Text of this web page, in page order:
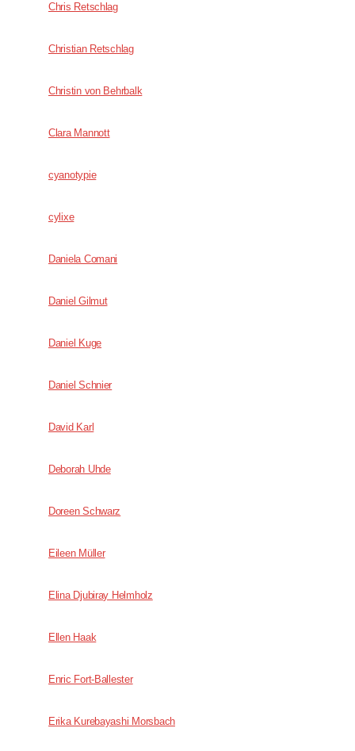
Chris Retschlag
Christian Retschlag
Christin von Behrbalk
Clara Mannott
cyanotypie
cylixe
Daniela Comani
Daniel Gilmut
Daniel Kuge
Daniel Schnier
David Karl
Deborah Uhde
Doreen Schwarz
Eileen Müller
Elina Djubiray Helmholz
Ellen Haak
Enric Fort-Ballester
Erika Kurebayashi Morsbach